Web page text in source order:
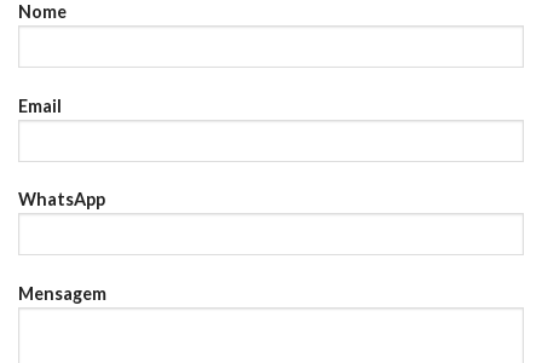
Nome
Email
WhatsApp
Mensagem